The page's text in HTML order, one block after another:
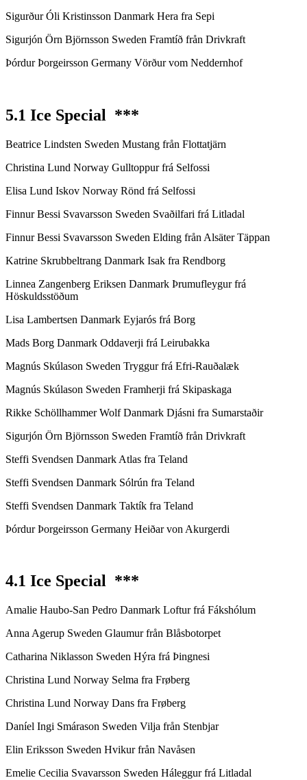
Sigurður Óli Kristinsson Danmark Hera fra Sepi
Sigurjón Örn Björnsson Sweden Framtíð från Drivkraft
Þórdur Þorgeirsson Germany Vörður vom Neddernhof
5.1 Ice Special ***
Beatrice Lindsten Sweden Mustang från Flottatjärn
Christina Lund Norway Gulltoppur frá Selfossi
Elisa Lund Iskov Norway Rönd frá Selfossi
Finnur Bessi Svavarsson Sweden Svaðilfari frá Litladal
Finnur Bessi Svavarsson Sweden Elding från Alsäter Täppan
Katrine Skrubbeltrang Danmark Isak fra Rendborg
Linnea Zangenberg Eriksen Danmark Þrumufleygur frá
Höskuldsstöðum
Lisa Lambertsen Danmark Eyjarós frá Borg
Mads Borg Danmark Oddaverji frá Leirubakka
Magnús Skúlason Sweden Tryggur frá Efri-Rauðalæk
Magnús Skúlason Sweden Framherji frá Skipaskaga
Rikke Schöllhammer Wolf Danmark Djásni fra Sumarstaðir
Sigurjón Örn Björnsson Sweden Framtíð från Drivkraft
Steffi Svendsen Danmark Atlas fra Teland
Steffi Svendsen Danmark Sólrún fra Teland
Steffi Svendsen Danmark Taktík fra Teland
Þórdur Þorgeirsson Germany Heiðar von Akurgerdi
4.1 Ice Special ***
Amalie Haubo-San Pedro Danmark Loftur frá Fákshólum
Anna Agerup Sweden Glaumur från Blåsbotorpet
Catharina Niklasson Sweden Hýra frá Þingnesi
Christina Lund Norway Selma fra Frøberg
Christina Lund Norway Dans fra Frøberg
Daníel Ingi Smárason Sweden Vilja från Stenbjar
Elin Eriksson Sweden Hvikur från Navåsen
Emelie Cecilia Svavarsson Sweden Háleggur frá Litladal